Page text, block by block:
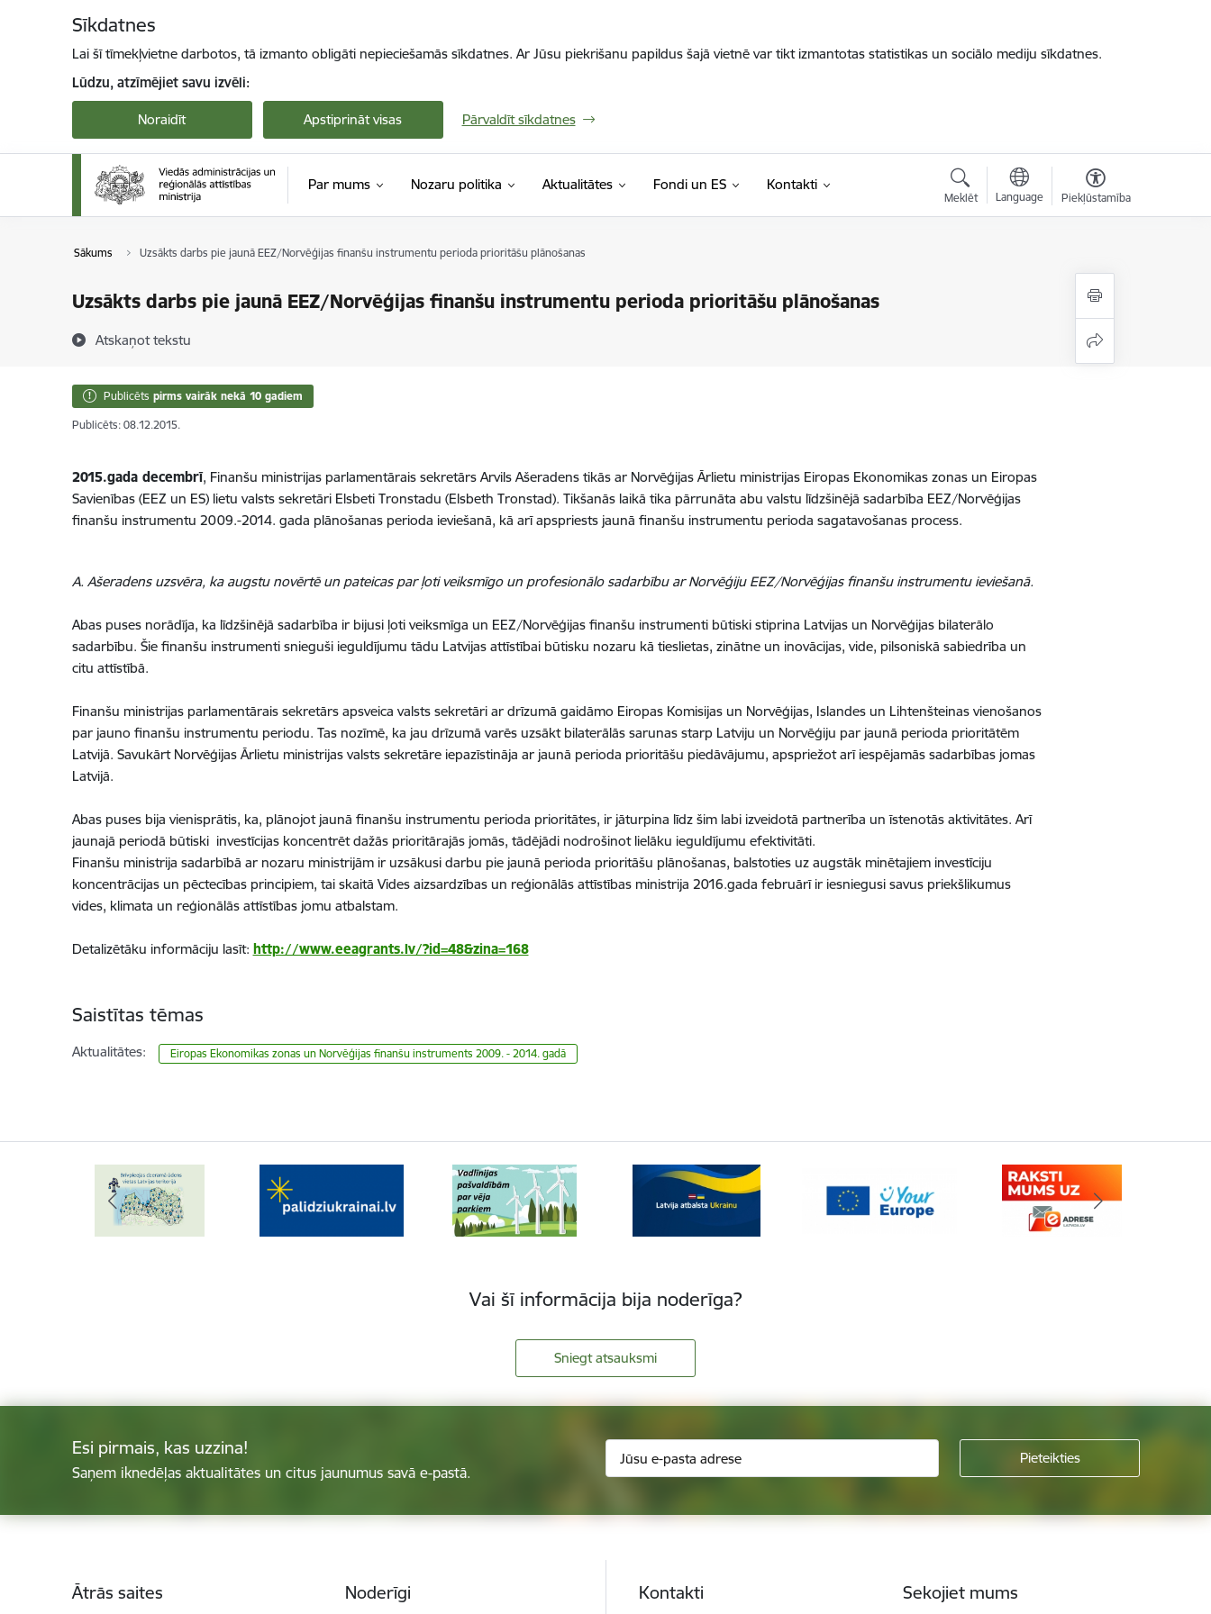
Sīkdatnes
Lai šī tīmekļvietne darbotos, tā izmanto obligāti nepieciešamās sīkdatnes. Ar Jūsu piekrišanu papildus šajā vietnē var tikt izmantotas statistikas un sociālo mediju sīkdatnes.
Lūdzu, atzīmējiet savu izvēli:
Noraidīt Apstiprināt visas Pārvaldīt sīkdatnes
Par mums Nozaru politika Aktualitātes Fondi un ES Kontakti
Meklēt Language Piekļūstamība
Sākums Uzsākts darbs pie jaunā EEZ/Norvēģijas finanšu instrumentu perioda prioritāšu plānošanas
Uzsākts darbs pie jaunā EEZ/Norvēģijas finanšu instrumentu perioda prioritāšu plānošanas
Atskaņot tekstu
Publicēts pirms vairāk nekā 10 gadiem
Publicēts: 08.12.2015.
2015.gada decembrī, Finanšu ministrijas parlamentārais sekretārs Arvils Ašeradens tikās ar Norvēģijas Ārlietu ministrijas Eiropas Ekonomikas zonas un Eiropas
Savienības (EEZ un ES) lietu valsts sekretāri Elsbeti Tronstadu (Elsbeth Tronstad). Tikšanās laikā tika pārrunāta abu valstu līdzšinējā sadarbība EEZ/Norvēģijas
finanšu instrumentu 2009.-2014. gada plānošanas perioda ieviešanā, kā arī apspriests jaunā finanšu instrumentu perioda sagatavošanas process.
A. Ašeradens uzsvēra, ka augstu novērtē un pateicas par ļoti veiksmīgo un profesionālo sadarbību ar Norvēģiju EEZ/Norvēģijas finanšu instrumentu ieviešanā.
Abas puses norādīja, ka līdzšinējā sadarbība ir bijusi ļoti veiksmīga un EEZ/Norvēģijas finanšu instrumenti būtiski stiprina Latvijas un Norvēģijas bilaterālo
sadarbību. Šie finanšu instrumenti snieguši ieguldījumu tādu Latvijas attīstībai būtisku nozaru kā tieslietas, zinātne un inovācijas, vide, pilsoniskā sabiedrība un
citu attīstībā.
Finanšu ministrijas parlamentārais sekretārs apsveica valsts sekretāri ar drīzumā gaidāmo Eiropas Komisijas un Norvēģijas, Islandes un Lihtenšteinas vienošanos
par jauno finanšu instrumentu periodu. Tas nozīmē, ka jau drīzumā varēs uzsākt bilaterālās sarunas starp Latviju un Norvēģiju par jaunā perioda prioritātēm
Latvijā. Savukārt Norvēģijas Ārlietu ministrijas valsts sekretāre iepazīstināja ar jaunā perioda prioritāšu piedāvājumu, apspriežot arī iespējamās sadarbības jomas
Latvijā.
Abas puses bija vienisprātis, ka, plānojot jaunā finanšu instrumentu perioda prioritātes, ir jāturpina līdz šim labi izveidotā partnerība un īstenotās aktivitātes. Arī
jaunajā periodā būtiski investīcijas koncentrēt dažās prioritārajās jomās, tādējādi nodrošinot lielāku ieguldījumu efektivitāti.
Finanšu ministrija sadarbībā ar nozaru ministrijām ir uzsākusi darbu pie jaunā perioda prioritāšu plānošanas, balstoties uz augstāk minētajiem investīciju
koncentrācijas un pēctecības principiem, tai skaitā Vides aizsardzības un reģionālās attīstības ministrija 2016.gada februārī ir iesniegusi savus priekšlikumus
vides, klimata un reģionālās attīstības jomu atbalstam.
Detalizētāku informāciju lasīt: http://www.eeagrants.lv/?id=48&zina=168
Saistītas tēmas
Aktualitātes: Eiropas Ekonomikas zonas un Norvēģijas finanšu instruments 2009. - 2014. gadā
Vai šī informācija bija noderīga?
Sniegt atsauksmi
Esi pirmais, kas uzzina!
Saņem iknedēļas aktualitātes un citus jaunumus savā e-pastā.
Ātrās saites Noderīgi Kontakti Sekojiet mums